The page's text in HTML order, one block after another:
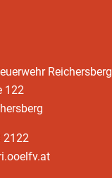
Reichersberg
122
2122